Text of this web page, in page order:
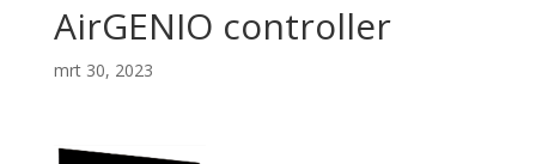
AirGENIO controller
mrt 30, 2023